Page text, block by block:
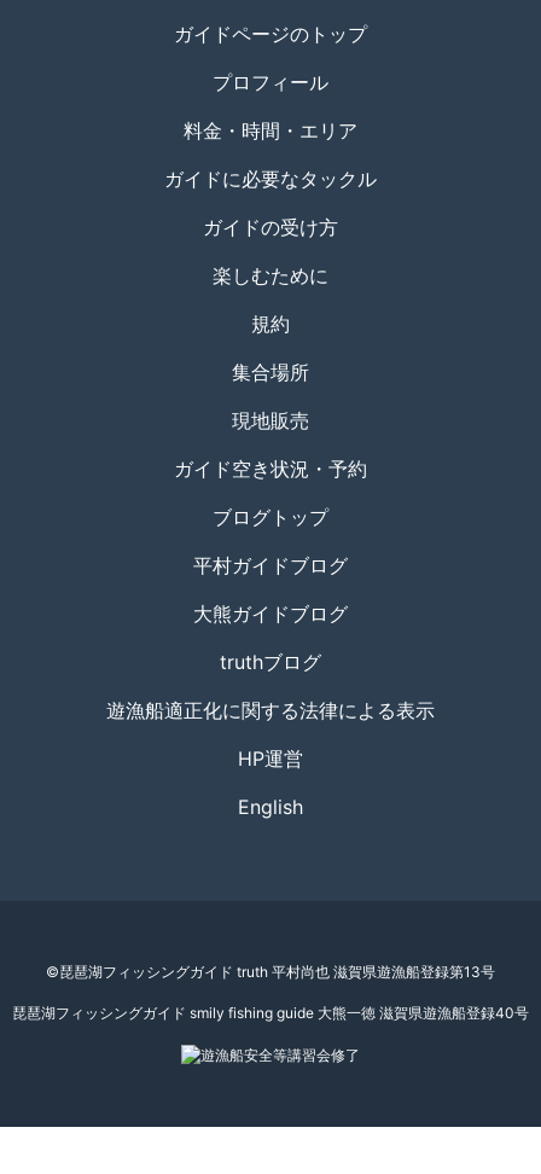
ガイドページのトップ
プロフィール
料金・時間・エリア
ガイドに必要なタックル
ガイドの受け方
楽しむために
規約
集合場所
現地販売
ガイド空き状況・予約
ブログトップ
平村ガイドブログ
大熊ガイドブログ
truthブログ
遊漁船適正化に関する法律による表示
HP運営
English
©琵琶湖フィッシングガイド truth 平村尚也 滋賀県遊漁船登録第13号
琵琶湖フィッシングガイド smily fishing guide 大熊一徳 滋賀県遊漁船登録40号